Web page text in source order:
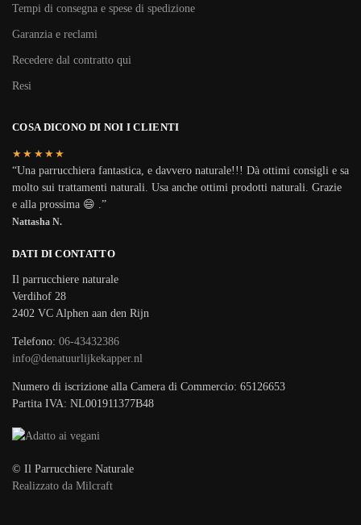
Tempi di consegna e spese di spedizione
Garanzia e reclami
Recedere dal contratto qui
Resi
COSA DICONO DI NOI I CLIENTI
★★★★★
“Una parrucchiera fantastica, e davvero naturale!!! Dà ottimi consigli e sa
molto sui trattamenti naturali. Usa anche ottimi prodotti naturali. Grazie
e alla prossima 😄 .”
Nattasha N.
DATI DI CONTATTO
Il parrucchiere naturale
Verdihof 28
2402 VC Alphen aan den Rijn
Telefono: 06-43432386
info@denatuurlijkekapper.nl
Numero di iscrizione alla Camera di Commercio: 65126653
Partita IVA: NL001911377B48
© Il Parrucchiere Naturale
Realizzato da Milcraft